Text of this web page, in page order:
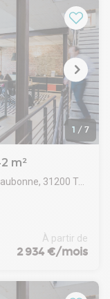
1 / 7
m²
31200 Toulouse
un bâtiment ERP
autres
À partir de
2 934 €/mois